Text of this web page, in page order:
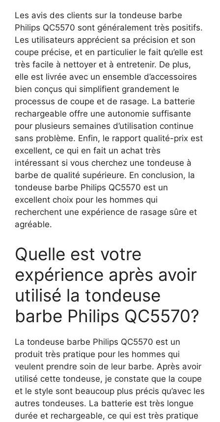
Les avis des clients sur la tondeuse barbe
Philips QC5570 sont généralement très positifs.
Les utilisateurs apprécient sa précision et son
coupe précise, et en particulier le fait qu’elle est
très facile à nettoyer et à entretenir. De plus,
elle est livrée avec un ensemble d’accessoires
bien conçus qui simplifient grandement le
processus de coupe et de rasage. La batterie
rechargeable offre une autonomie suffisante
pour plusieurs semaines d’utilisation continue
sans problème. Enfin, le rapport qualité-prix est
excellent, ce qui en fait un achat très
intéressant si vous cherchez une tondeuse à
barbe de qualité supérieure. En conclusion, la
tondeuse barbe Philips QC5570 est un
excellent choix pour les hommes qui
recherchent une expérience de rasage sûre et
agréable.
Quelle est votre
expérience après avoir
utilisé la tondeuse
barbe Philips QC5570?
La tondeuse barbe Philips QC5570 est un
produit très pratique pour les hommes qui
veulent prendre soin de leur barbe. Après avoir
utilisé cette tondeuse, je constate que la coupe
et le style sont beaucoup plus précis qu’avec les
autres tondeuses. La batterie est très longue
durée et rechargeable, ce qui est très pratique